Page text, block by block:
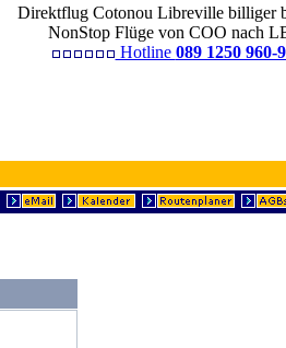
Direktflug Cotonou Libreville billiger
NonStop Flüge von COO nach
Hotline 089 1250 960-